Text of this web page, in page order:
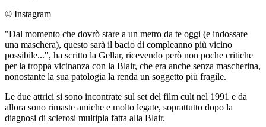
© Instagram
"Dal momento che dovrò stare a un metro da te oggi (e indossare
una maschera), questo sarà il bacio di compleanno più vicino
possibile...", ha scritto la Gellar, ricevendo però non poche critiche
per la troppa vicinanza con la Blair, che era anche senza mascherina,
nonostante la sua patologia la renda un soggetto più fragile.
Le due attrici si sono incontrate sul set del film cult nel 1991 e da
allora sono rimaste amiche e molto legate, soprattutto dopo la
diagnosi di sclerosi multipla fatta alla Blair.